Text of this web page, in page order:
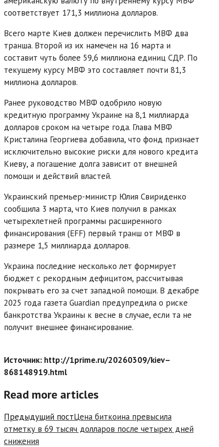
соответствует 171,3 миллиона долларов.
Всего марте Киев должен перечислить МВФ два
транша. Второй из их намечен на 16 марта и
составит чуть более 59,6 миллиона единиц СДР. По
текущему курсу МВФ это составляет почти 81,3
миллиона долларов.
Ранее руководство МВФ одобрило новую
кредитную программу Украине на 8,1 миллиарда
долларов сроком на четыре года. Глава МВФ
Кристалина Георгиева добавила, что фонд признает
исключительно высокие риски для нового кредита
Киеву, а погашение долга зависит от внешней
помощи и действий властей.
Украинский премьер-министр Юлия Свириденко
сообщила 3 марта, что Киев получил в рамках
четырехлетней программы расширенного
финансирования (EFF) первый транш от МВФ в
размере 1,5 миллиарда долларов.
Украина последние несколько лет формирует
бюджет с рекордным дефицитом, рассчитывая
покрывать его за счет западной помощи. В декабре
2025 года газета Guardian предупредила о риске
банкротства Украины к весне в случае, если та не
получит внешнее финансирование.
Источник: http://1prime.ru/20260309/kiev–
868148919.html
Read more articles
Предыдущий постЦена биткоина превысила
отметку в 69 тысяч долларов после четырех дней
снижения